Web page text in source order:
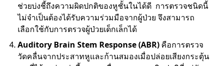
ช่วยบ่งชี้ถึงความผิดปกติของหูชั้นในได้ดี การตรวจชนิดนี้
ไม่จำเป็นต้องได้รับความร่วมมือจากผู้ป่วย จึงสามารถ
เลือกใช้กับการตรวจผู้ป่วยเด็กเล็กได้
Auditory Brain Stem Response (ABR) คือการตรวจ
วัดคลื่นจากประสาทหูและก้านสมองเมื่อปล่อยเสียงกระตุ้น